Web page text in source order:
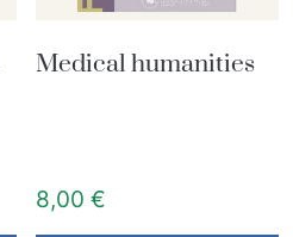
Medical humanities
8,00€